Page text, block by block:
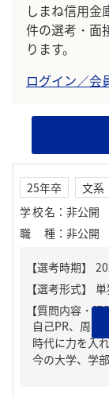
しまね信用金
件の選考・面
ります。
ログイン／会
25年卒 文系
学校名 ： 非公開
職種 ： 非公開
【質問内容・課
自己PR、周り
時代に力を入
今の大学、学